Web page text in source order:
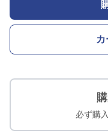
必ず購